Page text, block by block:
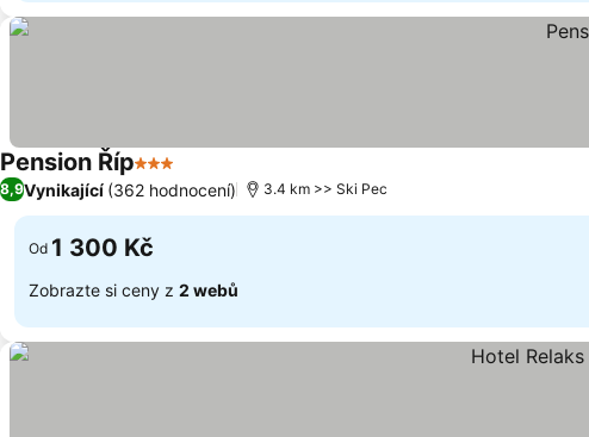
Pension Říp3 Počet hvězdiček
8,9Vynikající (362 hodnocení) 3.4 km >> Ski Pec
Od 1 300 Kč
Zobrazte si ceny z 2 webů